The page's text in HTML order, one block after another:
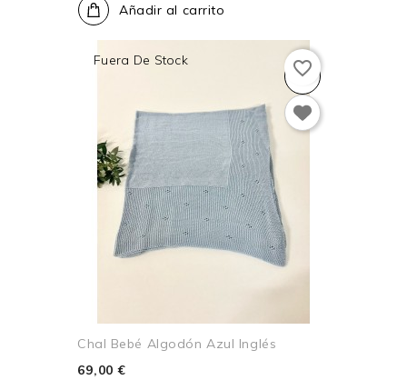
Añadir al carrito
Fuera De Stock
Chal Bebé Algodón Azul Inglés
69,00 €
favorite_border